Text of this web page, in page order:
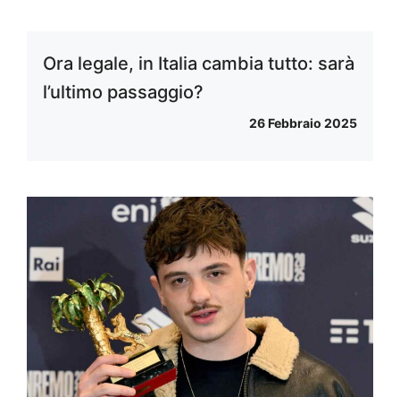
Ora legale, in Italia cambia tutto: sarà
l’ultimo passaggio?
26 Febbraio 2025